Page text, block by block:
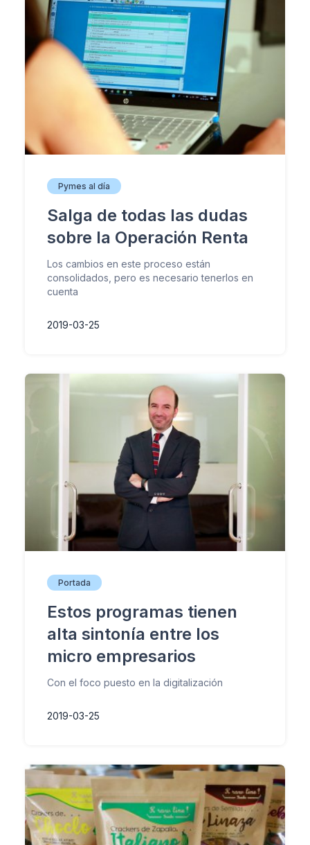
Pymes al día
Salga de todas las dudas
sobre la Operación Renta
Los cambios en este proceso están
consolidados, pero es necesario tenerlos en
cuenta
2019-03-25
Portada
Estos programas tienen
alta sintonía entre los
micro empresarios
Con el foco puesto en la digitalización
2019-03-25